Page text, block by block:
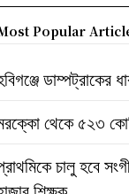
Popular
ডাম্পট্রাকের
থেকে ৫২৩
চালু হবে